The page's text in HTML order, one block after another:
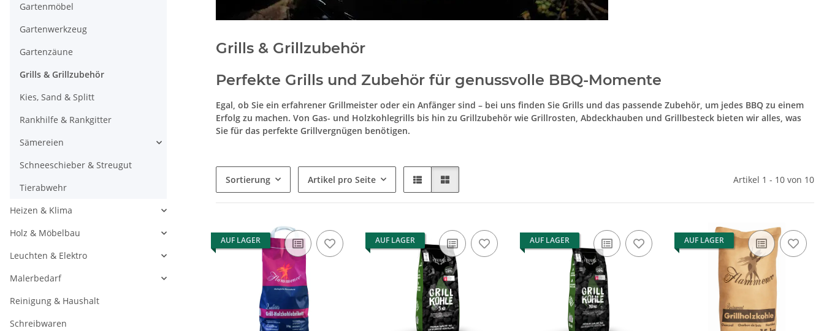
Grills & Grillzubehör
Perfekte Grills und Zubehör für genussvolle BBQ-Momente
Egal, ob Sie ein erfahrener Grillmeister oder ein Anfänger sind – bei uns finden Sie Grills und das passende Zubehör, um jedes BBQ zu einem
Erfolg zu machen. Von Gas- und Holzkohlegrills bis hin zu Grillzubehör wie Grillrosten, Abdeckhauben und Grillbesteck bieten wir alles, was
Sie für das perfekte Grillvergnügen benötigen.
Sortierung Artikel pro Seite Artikel 1 - 10 von 10
AUF LAGER AUF LAGER AUF LAGER AUF LAGER
Gartenmöbel
Gartenwerkzeug
Gartenzäune
Grills & Grillzubehör
Kies, Sand & Splitt
Rankhilfe & Rankgitter
Sämereien
Schneeschieber & Streugut
Tierabwehr
Heizen & Klima
Holz & Möbelbau
Leuchten & Elektro
Malerbedarf
Reinigung & Haushalt
Schreibwaren